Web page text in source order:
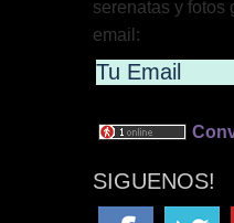
serenatas y fotos
email:
SIGUENOS!